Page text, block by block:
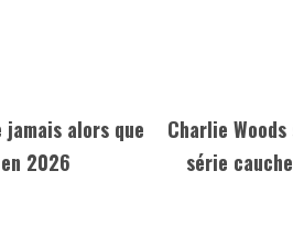
jamais alors que
2026
Charlie
série